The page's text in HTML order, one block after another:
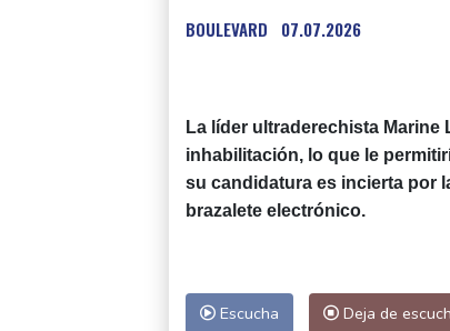
BOULEVARD 07.07.2026
La líder ultraderechista Marine
inhabilitación, lo que le
su candidatura es incierta por
brazalete electrónico.
Escucha Deja de